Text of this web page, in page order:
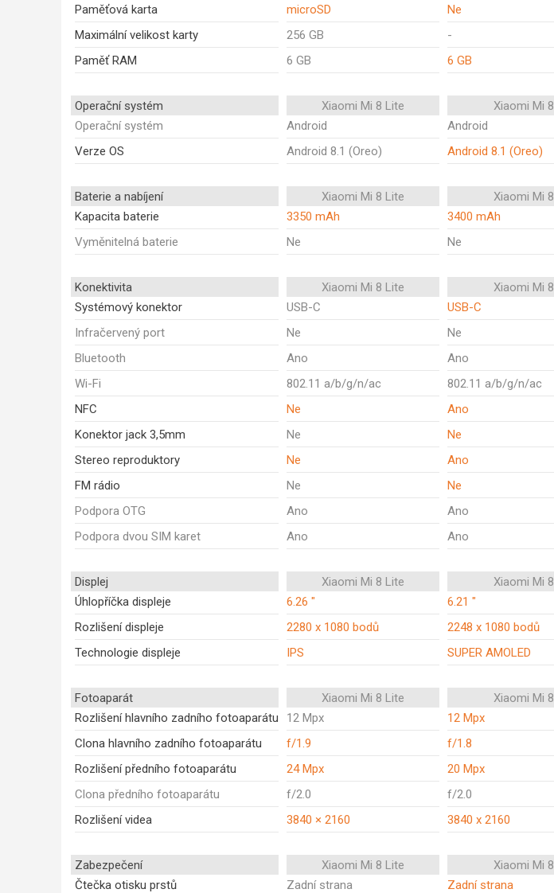
Paměťová karta
microSD Ne
Maximální velikost karty
256 GB -
Paměť RAM
6 GB 6 GB
Operační systém Xiaomi Mi 8 Lite Xiaomi Mi 8
Operační systém
Android Android
Verze OS
Android 8.1 (Oreo) Android 8.1 (Oreo)
Baterie a nabíjení Xiaomi Mi 8 Lite Xiaomi Mi 8
Kapacita baterie
3350 mAh 3400 mAh
Vyměnitelná baterie
Ne Ne
Konektivita Xiaomi Mi 8 Lite Xiaomi Mi 8
Systémový konektor
USB-C USB-C
Infračervený port
Ne Ne
Bluetooth
Ano Ano
Wi-Fi
802.11 a/b/g/n/ac 802.11 a/b/g/n/ac
NFC
Ne Ano
Konektor jack 3,5mm
Ne Ne
Stereo reproduktory
Ne Ano
FM rádio
Ne Ne
Podpora OTG
Ano Ano
Podpora dvou SIM karet
Ano Ano
Displej Xiaomi Mi 8 Lite Xiaomi Mi 8
Úhlopříčka displeje
6.26 " 6.21 "
Rozlišení displeje
2280 x 1080 bodů 2248 x 1080 bodů
Technologie displeje
IPS SUPER AMOLED
Fotoaparát Xiaomi Mi 8 Lite Xiaomi Mi 8
Rozlišení hlavního zadního fotoaparátu
12 Mpx 12 Mpx
Clona hlavního zadního fotoaparátu
f/1.9 f/1.8
Rozlišení předního fotoaparátu
24 Mpx 20 Mpx
Clona předního fotoaparátu
f/2.0 f/2.0
Rozlišení videa
3840 × 2160 3840 x 2160
Zabezpečení Xiaomi Mi 8 Lite Xiaomi Mi 8
Čtečka otisku prstů
Zadní strana Zadní strana